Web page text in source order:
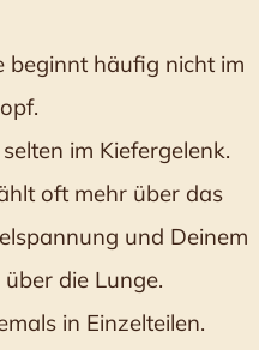
beginnt häufig nicht im
im Kiefergelenk.
oft mehr über das
und Deinem
die Lunge.
in Einzelteilen.